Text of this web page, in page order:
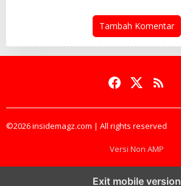
Tambah Komentar
©2026 insidemagz.com | All rights reserved
Versi Non AMP
Exit mobile version